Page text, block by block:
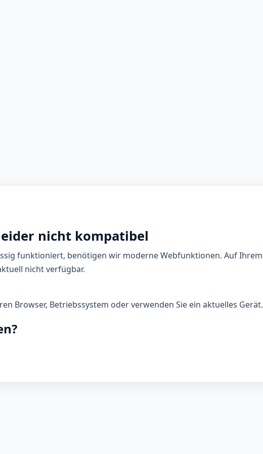
nicht kompatibel
funktioniert, benötigen wir moderne Webfunktionen. Auf Ihrem
nicht verfügbar.
Browser, Betriebssystem oder verwenden Sie ein aktuelles Gerät.